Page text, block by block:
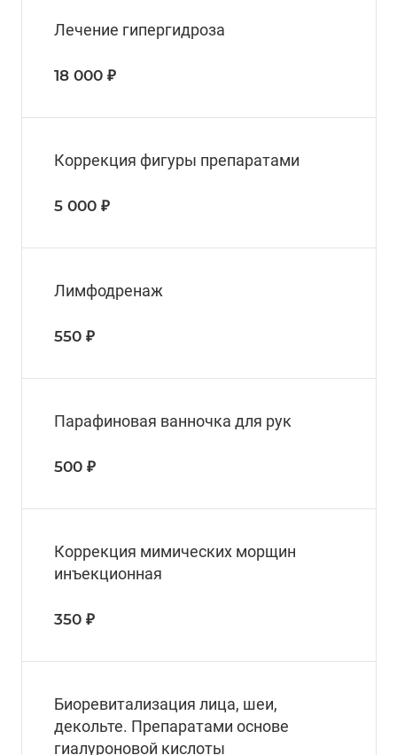
Лечение гипергидроза
18 000 ₽
Коррекция фигуры препаратами
5 000 ₽
Лимфодренаж
550 ₽
Парафиновая ванночка для рук
500 ₽
Коррекция мимических морщин
инъекционная
350 ₽
Биоревитализация лица, шеи,
декольте. Препаратами основе
гиалуроновой кислоты